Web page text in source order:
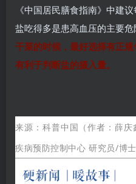
《中国居民膳食指南》中建
盐吃得多是患高血压的主要
干菜的时候，最好选择有正
有利于判断盐的摄入量。
来源： 科普中国（作者：薛庆
疾病预防控制中心 研究员/博